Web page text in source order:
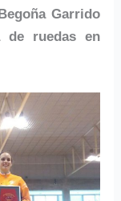
Garrido
ruedas en